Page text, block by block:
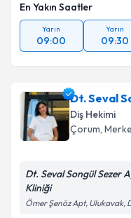
En Yakın Saatler
Yarın
09:00
Yarın
09:30
Dt. Seval
Diş Hekimi
Çorum,
Dt. Seval Songül Sezer
Kliniği
Ömer Şenöz Apt, Ulukavak,